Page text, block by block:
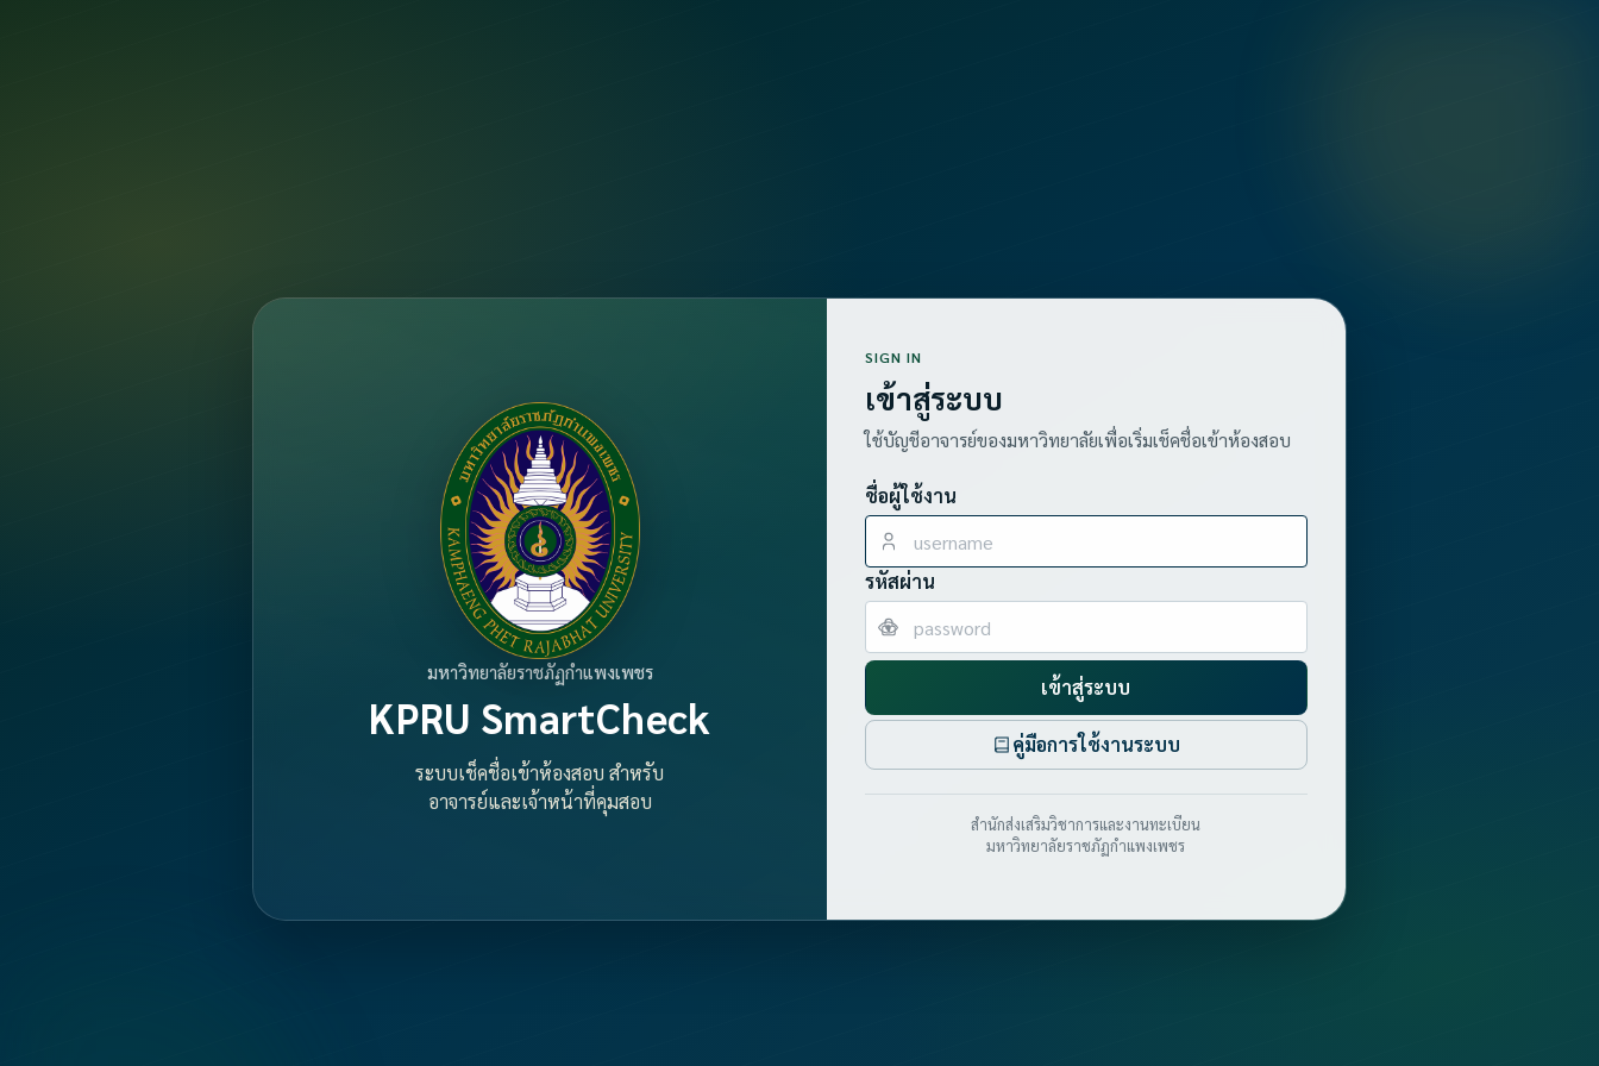
มหาวิทยาลัยราชภัฏกำแพงเพชร
KPRU SmartCheck
ระบบเช็คชื่อเข้าห้องสอบ สำหรับ
อาจารย์และเจ้าหน้าที่คุมสอบ
SIGN IN
เข้าสู่ระบบ
ใช้บัญชีอาจารย์ของมหาวิทยาลัยเพื่อเริ่มเช็คชื่อเข้าห้องสอบ
ชื่อผู้ใช้งาน
รหัสผ่าน
เข้าสู่ระบบ
คู่มือการใช้งานระบบ
สำนักส่งเสริมวิชาการและงานทะเบียน
มหาวิทยาลัยราชภัฏกำแพงเพชร